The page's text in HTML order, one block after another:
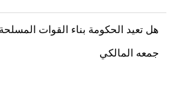
هل تعيد الحكومة بناء القوات المسلحة
جمعه المالكي